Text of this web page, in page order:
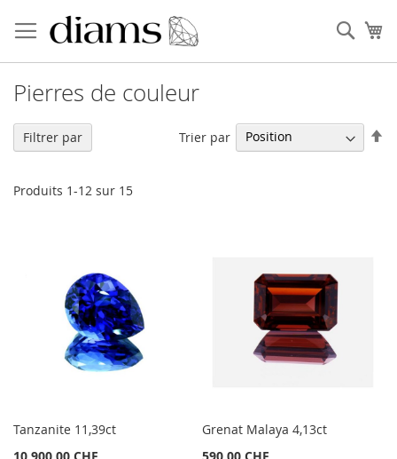
au
contenu
Pierres de couleur
Produits 1-12 sur 15
Trier par
Tanzanite 11,39ct
Grenat Malaya 4,13ct
Filtrer par